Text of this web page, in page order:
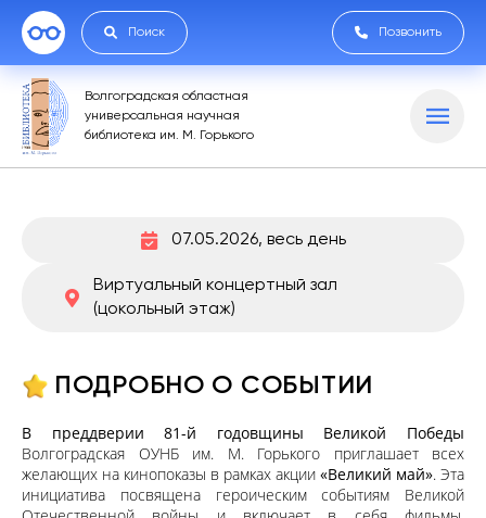
Поиск Позвонить
Волгоградская областная
универсальная научная
библиотека им. М. Горького
07.05.2026, весь день
Виртуальный концертный зал
(цокольный этаж)
ПОДРОБНО О СОБЫТИИ
В преддверии 81-й годовщины Великой Победы
Волгоградская ОУНБ им. М. Горького приглашает всех
желающих на кинопоказы в рамках акции «Великий май». Эта
инициатива посвящена героическим событиям Великой